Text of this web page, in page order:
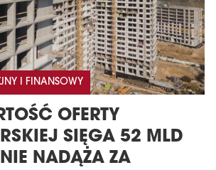
I FINANSOWY
OFERTY
SIĘGA 52 MLD
NADĄŻA ZA
w tym wydaniu
arrow_forward
Zamów teraz!